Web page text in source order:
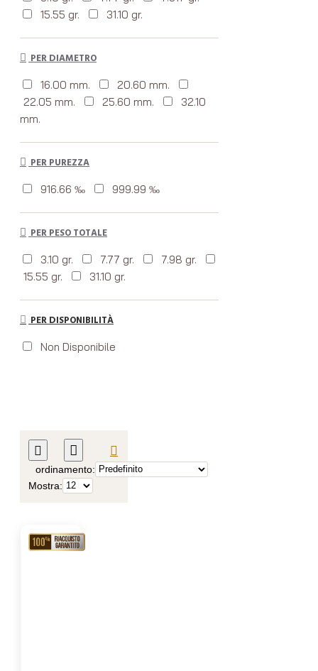
15.55 gr.
31.10 gr.
PER DIAMETRO
16.00 mm.
20.60 mm.
22.05 mm.
25.60 mm.
32.10
mm.
PER PUREZZA
916.66 ‰ 999.99 ‰
PER PESO TOTALE
3.10 gr. 7.77 gr.
7.98 gr.
15.55 gr.
31.10 gr.
PER DISPONIBILITÀ
Non Disponibile
ordinamento:
Mostra:
RIACQUISTO